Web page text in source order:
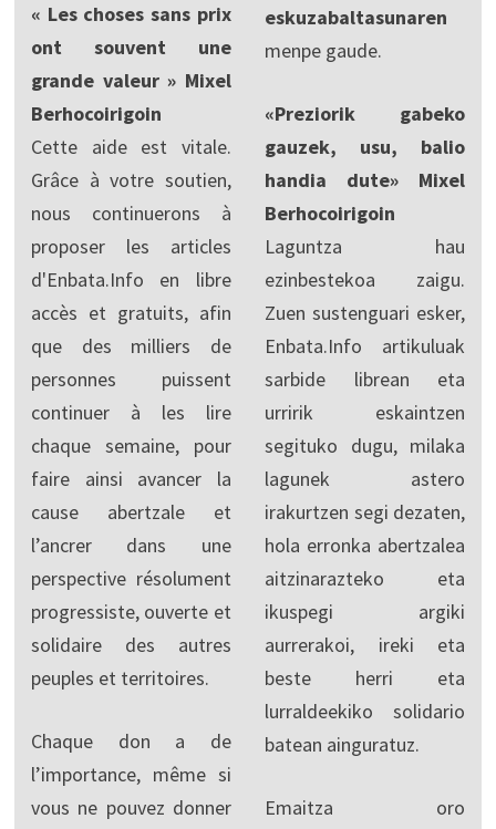
« Les choses sans prix
ont souvent une
grande valeur » Mixel
Berhocoirigoin
Cette aide est vitale.
Grâce à votre soutien,
nous continuerons à
proposer les articles
d'Enbata.Info en libre
accès et gratuits, afin
que des milliers de
personnes puissent
continuer à les lire
chaque semaine, pour
faire ainsi avancer la
cause abertzale et
l’ancrer dans une
perspective résolument
progressiste, ouverte et
solidaire des autres
peuples et territoires.
Chaque don a de
l’importance, même si
vous ne pouvez donner
eskuzabaltasunaren
menpe gaude.
«Preziorik gabeko
gauzek, usu, balio
handia dute» Mixel
Berhocoirigoin
Laguntza hau
ezinbestekoa zaigu.
Zuen sustenguari esker,
Enbata.Info artikuluak
sarbide librean eta
urririk eskaintzen
segituko dugu, milaka
lagunek astero
irakurtzen segi dezaten,
hola erronka abertzalea
aitzinarazteko eta
ikuspegi argiki
aurrerakoi, ireki eta
beste herri eta
lurraldeekiko solidario
batean ainguratuz.
Emaitza oro